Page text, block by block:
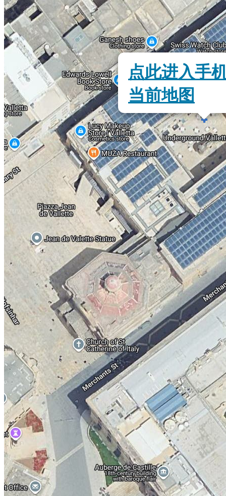
点此进入手
当前地图